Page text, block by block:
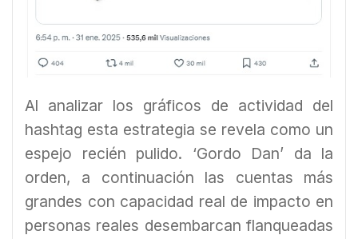
Al analizar los gráficos de actividad del
hashtag esta estrategia se revela como un
espejo recién pulido. ‘Gordo Dan’ da la
orden, a continuación las cuentas más
grandes con capacidad real de impacto en
personas reales desembarcan flanqueadas